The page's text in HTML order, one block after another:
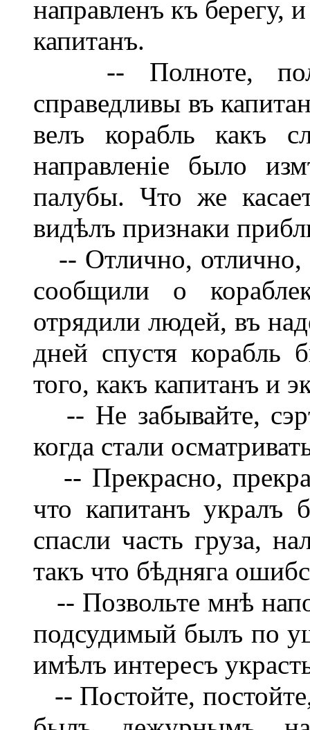
направленъ къ берегу,
капитанъ.
-- Полноте,
справедливы въ
велъ корабль какъ
направленіе было
палубы. Что же
видѣлъ признаки
-- Отлично, отлично,
сообщили о
отрядили людей, въ
дней спустя корабль
того, какъ капитанъ и
-- Не забывайте,
когда стали
-- Прекрасно,
что капитанъ укралъ
спасли часть груза,
такъ что бѣдняга
-- Позвольте мнѣ
подсудимый былъ по
имѣлъ интересъ
-- Постойте,